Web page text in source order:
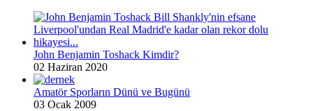
John Benjamin Toshack Kimdir?
02 Haziran 2020
Amatör Sporların Dünü ve Bugünü
03 Ocak 2009